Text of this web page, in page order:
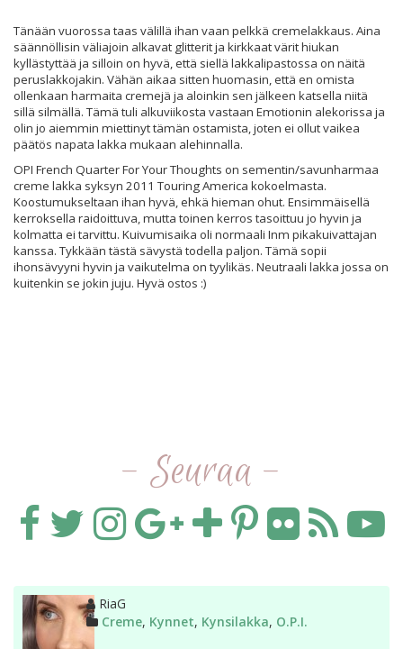
Tänään vuorossa taas välillä ihan vaan pelkkä cremelakkaus. Aina
säännöllisin väliajoin alkavat glitterit ja kirkkaat värit hiukan
kyllästyttää ja silloin on hyvä, että siellä lakkalipastossa on näitä
peruslakkojakin. Vähän aikaa sitten huomasin, että en omista
ollenkaan harmaita cremejä ja aloinkin sen jälkeen katsella niitä
sillä silmällä. Tämä tuli alkuviikosta vastaan Emotionin alekorissa ja
olin jo aiemmin miettinyt tämän ostamista, joten ei ollut vaikea
päätös napata lakka mukaan alehinnalla.
OPI French Quarter For Your Thoughts on sementin/savunharmaa
creme lakka syksyn 2011 Touring America kokoelmasta.
Koostumukseltaan ihan hyvä, ehkä hieman ohut. Ensimmäisellä
kerroksella raidoittuva, mutta toinen kerros tasoittuu jo hyvin ja
kolmatta ei tarvittu. Kuivumisaika oli normaali Inm pikakuivattajan
kanssa. Tykkään tästä sävystä todella paljon. Tämä sopii
ihonsävyyni hyvin ja vaikutelma on tyylikäs. Neutraali lakka jossa on
kuitenkin se jokin juju. Hyvä ostos :)
- Seuraa -
Kirjoittaja
RiaG
Kategoriat
Creme, Kynnet, Kynsilakka, O.P.I.